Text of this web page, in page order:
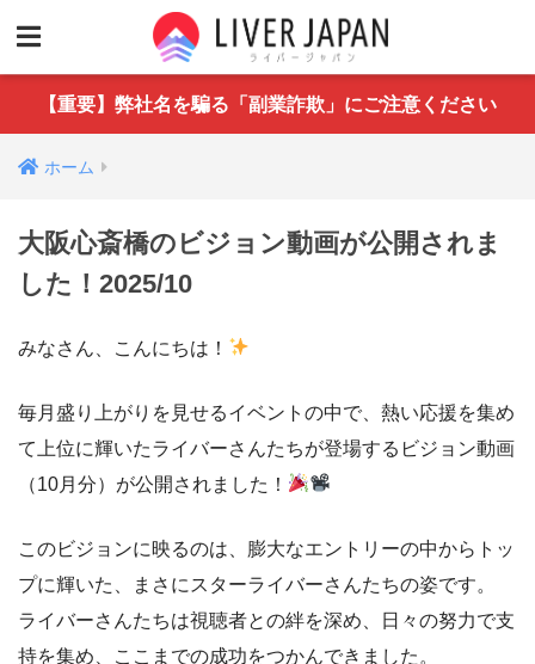
【重要】弊社名を騙る「副業詐欺」にご注意ください
ホーム
大阪心斎橋のビジョン動画が公開されま
した！2025/10
みなさん、こんにちは！
毎月盛り上がりを見せるイベントの中で、熱い応援を集め
て上位に輝いたライバーさんたちが登場するビジョン動画
（10月分）が公開されました！
このビジョンに映るのは、膨大なエントリーの中からトッ
プに輝いた、まさにスターライバーさんたちの姿です。
ライバーさんたちは視聴者との絆を深め、日々の努力で支
持を集め、ここまでの成功をつかんできました。